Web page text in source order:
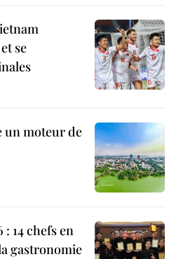
se
un moteur de
14 chefs en
gastronomie